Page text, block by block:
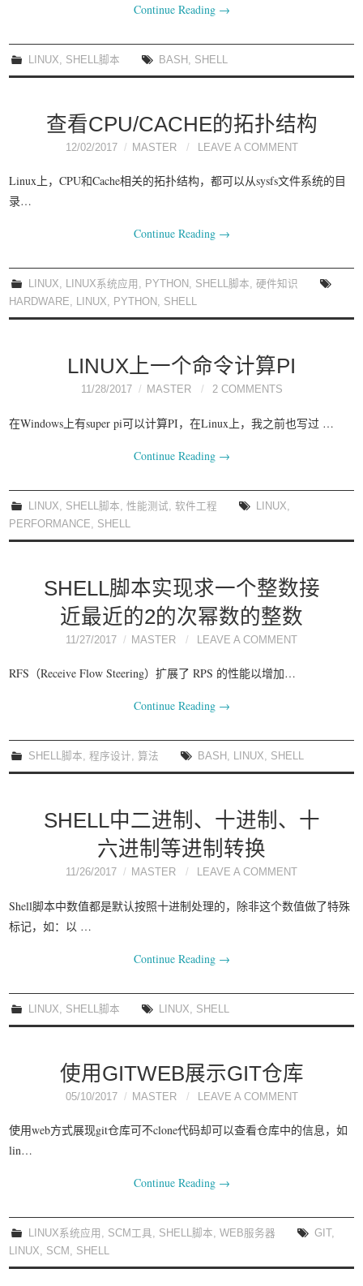
Continue Reading →
LINUX SHELL脚本 BASH SHELL
查看CPU/CACHE的拓扑结构
12/02/2017 MASTER LEAVE A COMMENT
Linux上，CPU和Cache相关的拓扑结构，都可以从sysfs文件系统的目
录…
Continue Reading →
LINUX, LINUX系统应用 , PYTHON , SHELL脚本,硬件知识
HARDWARE, LINUX, PYTHON , SHELL
LINUX上一个命令计算PI
11/28/2017 MASTER 2 COMMENTS
在Windows上有super pi可以计算PI，在Linux上，我之前也写过 …
Continue Reading →
LINUX SHELL脚本 ,性能测试 ,软件工程 LINUX
PERFORMANCE
SHELL
SHELL脚本实现求一个整数接
近最近的2的次幂数的整数
11/27/2017 MASTER LEAVE A COMMENT
RFS（Receive Flow Steering）扩展了 RPS 的性能以增加…
Continue Reading →
SHELL脚本,程序设计, 算法 BASH , LINUX, SHELL
SHELL中二进制、十进制、十
六进制等进制转换
11/26/2017 MASTER LEAVE A COMMENT
Shell脚本中数值都是默认按照十进制处理的，除非这个数值做了特殊
标记，如：以 …
Continue Reading →
LINUX SHELL脚本 LINUX SHELL
使用GITWEB展示GIT仓库
05/10/2017 MASTER LEAVE A COMMENT
使用web方式展现git仓库可不clone代码却可以查看仓库中的信息，如
lin…
Continue Reading →
LINUX系统应用 , SCM工具, SHELL脚本,WEB服务器 GIT ,
LINUX, SCM , SHELL